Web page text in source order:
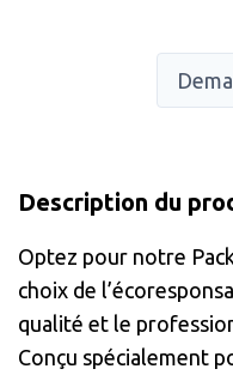
Description du
Optez pour notre
choix de
qualité et le
Conçu spécialement